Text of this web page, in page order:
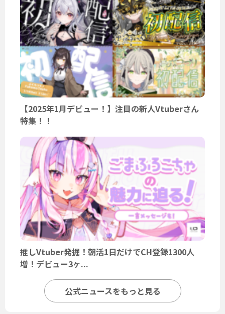
【2025年1月デビュー！】注目の新人Vtuberさん
特集！！
推しVtuber発掘！朝活1日だけでCH登録1300人
増！デビュー3ヶ...
公式ニュースをもっと見る